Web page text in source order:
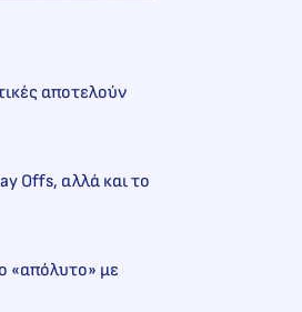
αποτελούν
Offs, αλλά και το
«απόλυτο» με